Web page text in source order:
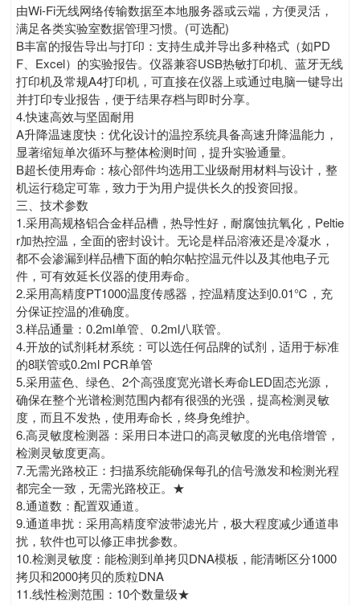
由Wi-Fi无线网络传输数据至本地服务器或云端，方便灵活，
满足各类实验室数据管理习惯。(可选配)
B丰富的报告导出与打印：支持生成并导出多种格式（如PD
F、Excel）的实验报告。仪器兼容USB热敏打印机、蓝牙无线
打印机及常规A4打印机，可直接在仪器上或通过电脑一键导出
并打印专业报告，便于结果存档与即时分享。
4.快速高效与坚固耐用
A升降温速度快：优化设计的温控系统具备高速升降温能力，
显著缩短单次循环与整体检测时间，提升实验通量。
B超长使用寿命：核心部件均选用工业级耐用材料与设计，整
机运行稳定可靠，致力于为用户提供长久的投资回报。
三、技术参数
1.采用高规格铝合金样品槽，热导性好，耐腐蚀抗氧化，Peltie
r加热控温，全面的密封设计。无论是样品溶液还是冷凝水，
都不会渗漏到样品槽下面的帕尔帖控温元件以及其他电子元
件，可有效延长仪器的使用寿命。
2.采用高精度PT1000温度传感器，控温精度达到0.01℃，充
分保证控温的准确度。
3.样品通量：0.2ml单管、0.2ml八联管。
4.开放的试剂耗材系统：可以选任何品牌的试剂，适用于标准
的8联管或0.2ml PCR单管
5.采用蓝色、绿色、2个高强度宽光谱长寿命LED固态光源，
确保在整个光谱检测范围内都有很强的光强，提高检测灵敏
度，而且不发热，使用寿命长，终身免维护。
6.高灵敏度检测器：采用日本进口的高灵敏度的光电倍增管，
检测灵敏度更高。
7.无需光路校正：扫描系统能确保每孔的信号激发和检测光程
都完全一致，无需光路校正。★
8.通道数：配置双通道。
9.通道串扰：采用高精度窄波带滤光片，极大程度减少通道串
扰，软件也可以修正串扰参数。
10.检测灵敏度：能检测到单拷贝DNA模板，能清晰区分1000
拷贝和2000拷贝的质粒DNA
11.线性检测范围：10个数量级★